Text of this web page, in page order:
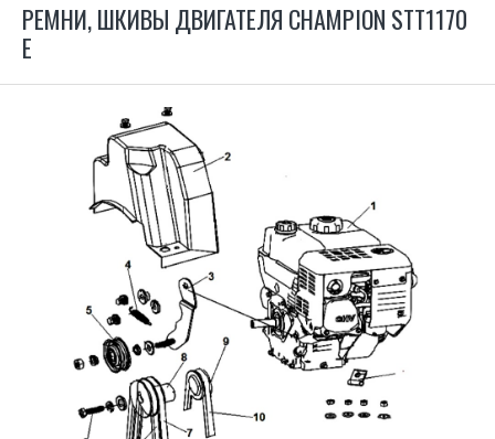
РЕМНИ, ШКИВЫ ДВИГАТЕЛЯ CHAMPION STT1170
E